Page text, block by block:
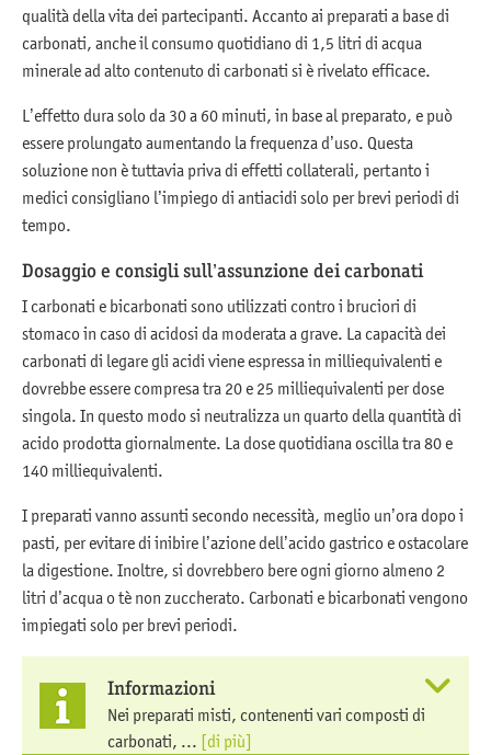
qualità della vita dei partecipanti. Accanto ai preparati a base di
carbonati, anche il consumo quotidiano di 1,5 litri di acqua
minerale ad alto contenuto di carbonati si è rivelato efficace.
L’effetto dura solo da 30 a 60 minuti, in base al preparato, e può
essere prolungato aumentando la frequenza d’uso. Questa
soluzione non è tuttavia priva di effetti collaterali, pertanto i
medici consigliano l’impiego di antiacidi solo per brevi periodi di
tempo.
Dosaggio e consigli sull’assunzione dei carbonati
I carbonati e bicarbonati sono utilizzati contro i bruciori di
stomaco in caso di acidosi da moderata a grave. La capacità dei
carbonati di legare gli acidi viene espressa in milliequivalenti e
dovrebbe essere compresa tra 20 e 25 milliequivalenti per dose
singola. In questo modo si neutralizza un quarto della quantità di
acido prodotta giornalmente. La dose quotidiana oscilla tra 80 e
140 milliequivalenti.
I preparati vanno assunti secondo necessità, meglio un’ora dopo i
pasti, per evitare di inibire l’azione dell’acido gastrico e ostacolare
la digestione. Inoltre, si dovrebbero bere ogni giorno almeno 2
litri d’acqua o tè non zuccherato. Carbonati e bicarbonati vengono
impiegati solo per brevi periodi.
Informazioni
Nei preparati misti, contenenti vari composti di
carbonati, ... [di più]